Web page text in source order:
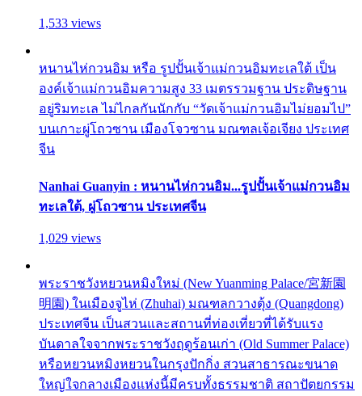
1,533 views
หนานไห่กวนอิม หรือ รูปปั้นเจ้าแม่กวนอิมทะเลใต้ เป็น
องค์เจ้าแม่กวนอิมความสูง 33 เมตรรวมฐาน ประดิษฐาน
อยู่ริมทะเล ไม่ไกลกันนักกับ “วัดเจ้าแม่กวนอิมไม่ยอมไป”
บนเกาะผู่โถวซาน เมืองโจวซาน มณฑลเจ้อเจียง ประเทศ
จีน
Nanhai Guanyin : หนานไห่กวนอิม...รูปปั้นเจ้าแม่กวนอิม
ทะเลใต้, ผู่โถวซาน ประเทศจีน
1,029 views
พระราชวังหยวนหมิงใหม่ (New Yuanming Palace/宮新園
明園) ในเมืองจูไห่ (Zhuhai) มณฑลกวางตุ้ง (Quangdong)
ประเทศจีน เป็นสวนและสถานที่ท่องเที่ยวที่ได้รับแรง
บันดาลใจจากพระราชวังฤดูร้อนเก่า (Old Summer Palace)
หรือหยวนหมิงหยวนในกรุงปักกิ่ง สวนสาธารณะขนาด
ใหญ่ใจกลางเมืองแห่งนี้มีครบทั้งธรรมชาติ สถาปัตยกรรม